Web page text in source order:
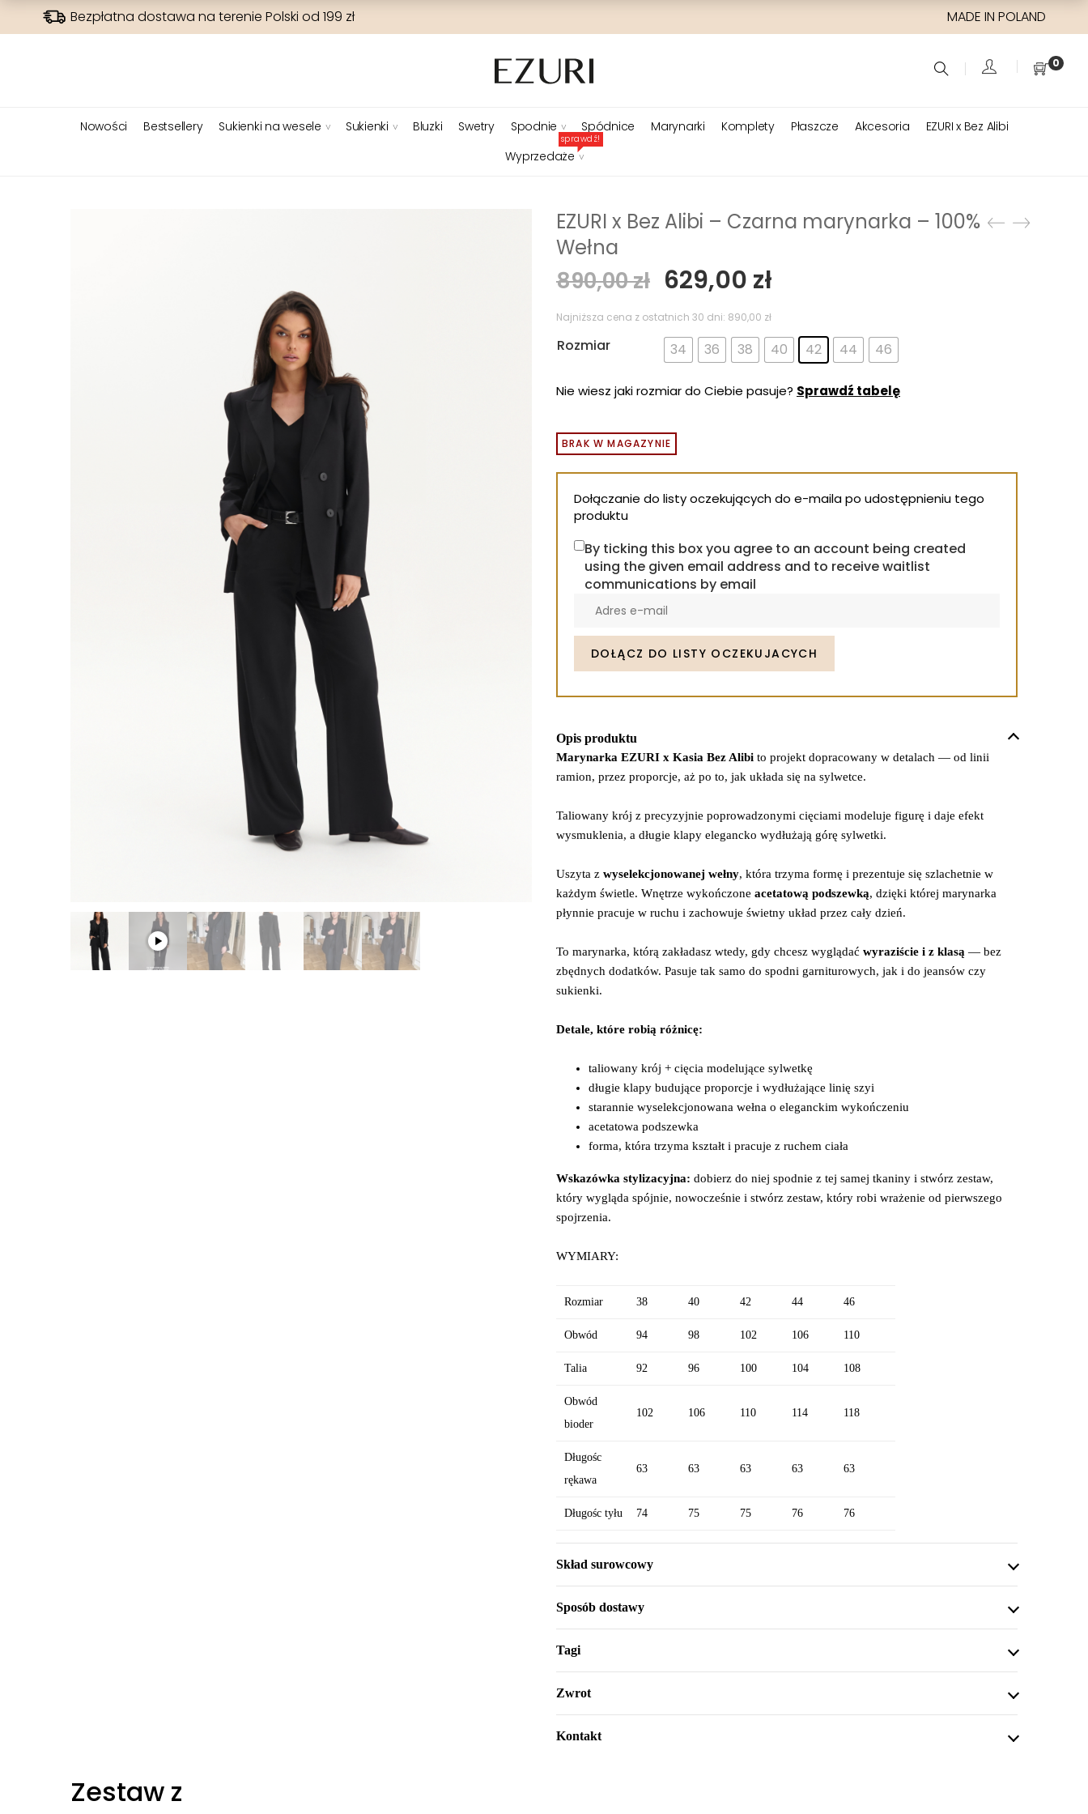
Bezpłatna dostawa na terenie Polski od 199 zł MADE IN POLAND
0
Nowości Bestsellery Sukienki na wesele Sukienki Bluzki Swetry Spodnie Spódnice Marynarki Komplety Płaszcze Akcesoria
EZURI x Bez Alibi
Wyprzedaże
sprawdź!
EZURI x Bez Alibi – Czarna marynarka – 100%
Wełna
890,00zł Pierwotna
cena
wynosiła:
890,00 zł.
629,00 zł
629,00 zł.
Najniższa cena z ostatnich 30 dni: 890,00 zł
Rozmiar 34 36 38 40 42 44 46
Nie wiesz jaki rozmiar do Ciebie pasuje? Sprawdź tabelę
BRAK W MAGAZYNIE
Dołączanie do listy oczekujących do e-maila po udostępnieniu tego
produktu
By ticking this box you agree to an account being created
using the given email address and to receive waitlist
communications by email
your
email
address
to
for
this
product
DOŁĄCZ DO LISTY OCZEKUJACYCH
Opis produktu
Marynarka EZURI x Kasia Bez Alibi to projekt dopracowany w detalach — od linii
ramion, przez proporcje, aż po to, jak układa się na sylwetce.
Taliowany krój z precyzyjnie poprowadzonymi cięciami modeluje figurę i daje efekt
wysmuklenia, a długie klapy elegancko wydłużają górę sylwetki.
Uszyta z wyselekcjonowanej wełny, która trzyma formę i prezentuje się szlachetnie w
każdym świetle. Wnętrze wykończone acetatową podszewką, dzięki której marynarka
płynnie pracuje w ruchu i zachowuje świetny układ przez cały dzień.
To marynarka, którą zakładasz wtedy, gdy chcesz wyglądać wyraziście i z klasą — bez
zbędnych dodatków. Pasuje tak samo do spodni garniturowych, jak i do jeansów czy
sukienki.
Detale, które robią różnicę:
taliowany krój + cięcia modelujące sylwetkę
długie klapy budujące proporcje i wydłużające linię szyi
starannie wyselekcjonowana wełna o eleganckim wykończeniu
acetatowa podszewka
forma, która trzyma kształt i pracuje z ruchem ciała
Wskazówka stylizacyjna: dobierz do niej spodnie z tej samej tkaniny i stwórz zestaw,
który wygląda spójnie, nowocześnie i stwórz zestaw, który robi wrażenie od pierwszego
spojrzenia.
WYMIARY:
Rozmiar 38 40 42 44 46
Obwód 94 98 102 106 110
Talia 92 96 100 104 108
Obwód
bioder
102 106 110 114 118
Długośc
rękawa
63 63 63 63 63
Długośc tyłu 74 75 75 76 76
Skład surowcowy
Sposób dostawy
Tagi
Zwrot
Kontakt
Zestaw z